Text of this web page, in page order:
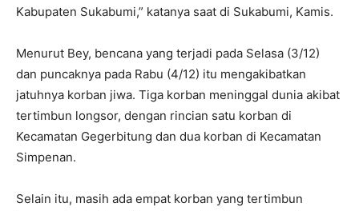
Kabupaten Sukabumi,” katanya saat di Sukabumi, Kamis.
Menurut Bey, bencana yang terjadi pada Selasa (3/12)
dan puncaknya pada Rabu (4/12) itu mengakibatkan
jatuhnya korban jiwa. Tiga korban meninggal dunia akibat
tertimbun longsor, dengan rincian satu korban di
Kecamatan Gegerbitung dan dua korban di Kecamatan
Simpenan.
Selain itu, masih ada empat korban yang tertimbun